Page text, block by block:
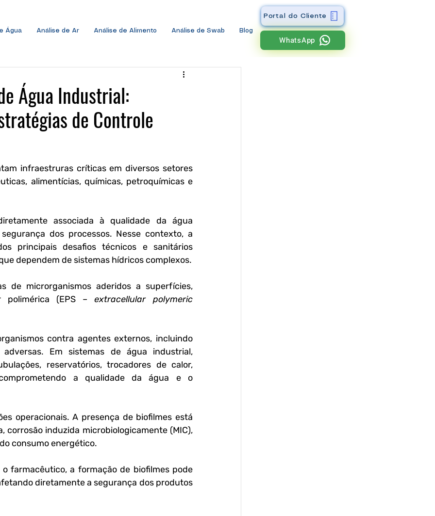
Água Análise de Ar Análise de Alimento Análise de Swab Blog
Portal do Cliente
WhatsApp
Água Industrial:
de Controle
infraestruras críticas em diversos setores
alimentícias, químicas, petroquímicas e
associada à qualidade da água
dos processos. Nesse contexto, a
principais desafios técnicos e sanitários
dependem de sistemas hídricos complexos.
de microrganismos aderidos a superfícies,
polimérica (EPS – extracellular polymeric
contra agentes externos, incluindo
Em sistemas de água industrial,
reservatórios, trocadores de calor,
a qualidade da água e o
operacionais. A presença de biofilmes está
corrosão induzida microbiologicamente (MIC),
consumo energético.
farmacêutico, a formação de biofilmes pode
diretamente a segurança dos produtos